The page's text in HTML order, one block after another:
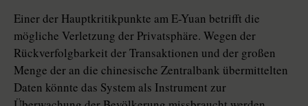
Einer der Hauptkritikpunkte am E-Yuan betrifft die
mögliche Verletzung der Privatsphäre. Wegen der
Rückverfolgbarkeit der Transaktionen und der großen
Menge der an die chinesische Zentralbank übermittelten
Daten könnte das System als Instrument zur